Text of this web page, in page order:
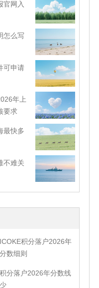
官网入
怎么写
可申请
年上
要求
最快多
不难关
ICOKE积分落户2026年
数细则
分落户2026年分数线